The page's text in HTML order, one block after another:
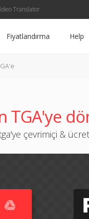
Translator
Fiyatlandırma Help
TGA'ye
çevrimiçi &